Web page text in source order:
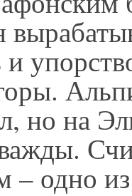
но на
– одно